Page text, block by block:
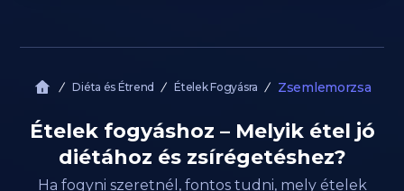
Diéta és Étrend Ételek Fogyásra Zsemlemorzsa
Ételek fogyáshoz – Melyik étel jó
diétához és zsírégetéshez?
Ha fogyni szeretnél, fontos tudni, mely ételek